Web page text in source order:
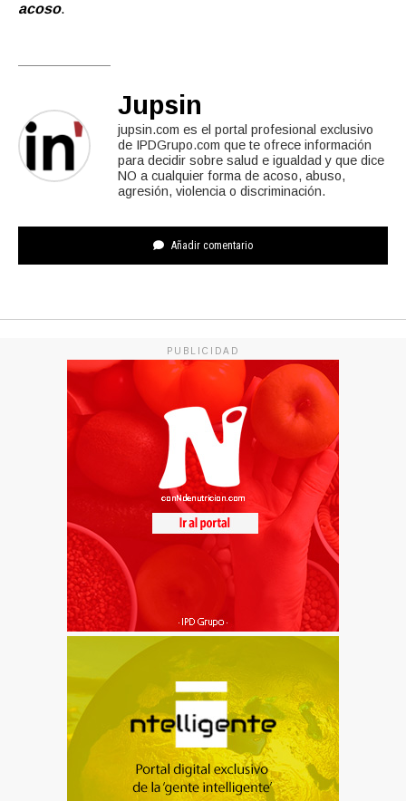
acoso.
Jupsin
jupsin.com es el portal profesional exclusivo
de IPDGrupo.com que te ofrece información
para decidir sobre salud e igualdad y que dice
NO a cualquier forma de acoso, abuso,
agresión, violencia o discriminación.
Añadir comentario
PUBLICIDAD